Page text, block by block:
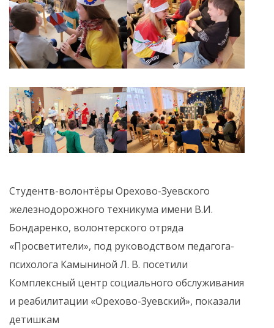
Студентв-волонтёры Орехово-Зуевского
железнодорожного техникума имени В.И.
Бондаренко, волонтерского отряда
«Просветители», под руководством педагога-
психолога Камыниной Л. В. посетили
Комплексный центр социального обслуживания
и реабилитации «Орехово-Зуевский», показали
детишкам